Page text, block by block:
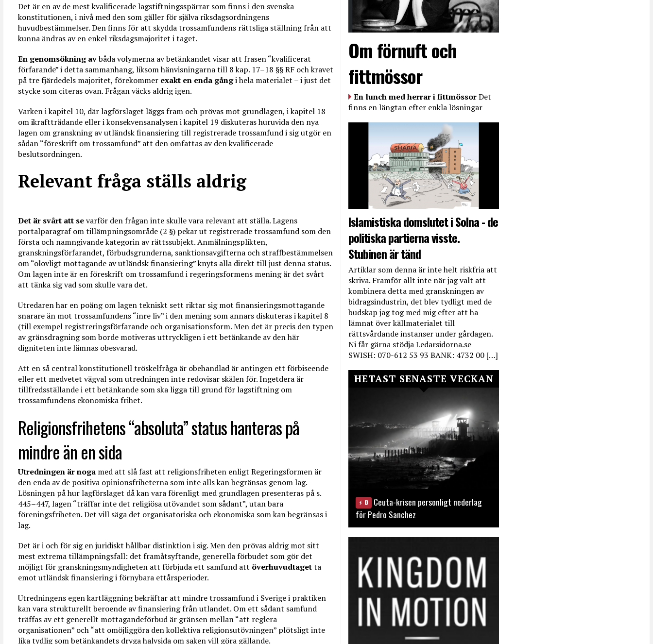
Det är en av de mest kvalificerade lagstiftningsspärrar som finns i den svenska
konstitutionen, i nivå med den som gäller för själva riksdagsordningens
huvudbestämmelser. Den finns för att skydda trossamfundens rättsliga ställning från att
kunna ändras av en enkel riksdagsmajoritet i taget.
En genomsökning avbåda volymerna av betänkandet visar att frasen “kvalificerat
förfarande” i detta sammanhang, liksom hänvisningarna till 8 kap. 17–18 §§ RF och kravet
på tre fjärdedels majoritet, förekommer exakt en enda gångi hela materialet – i just det
stycke som citeras ovan. Frågan väcks aldrig igen.
Varken i kapitel 10, där lagförslaget läggs fram och prövas mot grundlagen, i kapitel 18
om ikraftträdande eller i konsekvensanalysen i kapitel 19 diskuteras huruvida den nya
lagen om granskning av utländsk finansiering till registrerade trossamfund i sig utgör en
sådan “föreskrift om trossamfund” att den omfattas av den kvalificerade
beslutsordningen.
Relevant fråga ställs aldrig
Det är svårt att sevarför den frågan inte skulle vara relevant att ställa. Lagens
portalparagraf om tillämpningsområde (2 §) pekar ut registrerade trossamfund som den
första och namngivande kategorin av rättssubjekt. Anmälningsplikten,
granskningsförfarandet, förbudsgrunderna, sanktionsavgifterna och straffbestämmelsen
om “olovligt mottagande av utländsk finansiering” knyts alla direkt till just denna status.
Om lagen inte är en föreskrift om trossamfund i regeringsformens mening är det svårt
att tänka sig vad som skulle vara det.
Utredaren har en poäng om lagen tekniskt sett riktar sig mot finansieringsmottagande
snarare än mot trossamfundens “inre liv” i den mening som annars diskuteras i kapitel 8
(till exempel registreringsförfarande och organisationsform. Men det är precis den typen
av gränsdragning som borde motiveras uttryckligen i ett betänkande av den här
digniteten inte lämnas obesvarad.
Att en så central konstitutionell tröskelfråga är obehandlad är antingen ett förbiseende
eller ett medvetet vägval som utredningen inte redovisar skälen för. Ingetdera är
tillfredsställande i ett betänkande som ska ligga till grund för lagstiftning om
trossamfundens ekonomiska frihet.
Religionsfrihetens “absoluta” status hanteras på
mindre än en sida
Utredningen är noga med att slå fast att religionsfriheten enligt Regeringsformen är
den enda av de positiva opinionsfriheterna som inte alls kan begränsas genom lag.
Lösningen på hur lagförslaget då kan vara förenligt med grundlagen presenteras på s.
445–447, lagen “träffar inte det religiösa utövandet som sådant”, utan bara
föreningsfriheten. Det vill säga det organisatoriska och ekonomiska som kan begränsas i
lag.
Det är i och för sig en juridiskt hållbar distinktion i sig. Men den prövas aldrig mot sitt
mest extrema tillämpningsfall: det framåtsyftande, generella förbudet som gör det
möjligt för granskningsmyndigheten att förbjuda ett samfund att överhuvudtagetta
emot utländsk finansiering i förnybara ettårsperioder.
Utredningens egen kartläggning bekräftar att mindre trossamfund i Sverige i praktiken
kan vara strukturellt beroende av finansiering från utlandet. Om ett sådant samfund
träffas av ett generellt mottagandeförbud är gränsen mellan “att reglera
organisationen” och “att omöjliggöra den kollektiva religionsutövningen” plötsligt inte
lika tydlig som betänkandets dryga halvsida om saken vill göra gällande.
Om förnuft och
fittmössor
En lunch med herrar i fittmössorDet
finns en längtan efter enkla lösningar
Islamistiska domslutet i Solna - de
politiska partierna visste.
Stubinen är tänd
Artiklar som denna är inte helt riskfria att
skriva. Framför allt inte när jag valt att
kombinera detta med granskningen av
bidragsindustrin, det blev tydligt med de
budskap jag tog med mig efter att ha
lämnat över källmaterialet till
rättsvårdande instanser under gårdagen.
Ni får gärna stödja Ledarsidorna.se
SWISH: 070-612 53 93 BANK: 4732 00 […]
HETAST SENASTE VECKAN
0
Ceuta-krisen personligt nederlag
för Pedro Sanchez